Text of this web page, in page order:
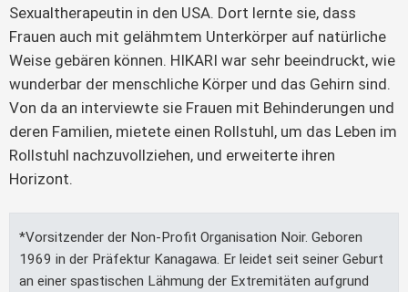
Sexualtherapeutin in den USA. Dort lernte sie, dass
Frauen auch mit gelähmtem Unterkörper auf natürliche
Weise gebären können. HIKARI war sehr beeindruckt, wie
wunderbar der menschliche Körper und das Gehirn sind.
Von da an interviewte sie Frauen mit Behinderungen und
deren Familien, mietete einen Rollstuhl, um das Leben im
Rollstuhl nachzuvollziehen, und erweiterte ihren
Horizont.
*Vorsitzender der Non-Profit Organisation Noir. Geboren
1969 in der Präfektur Kanagawa. Er leidet seit seiner Geburt
an einer spastischen Lähmung der Extremitäten aufgrund